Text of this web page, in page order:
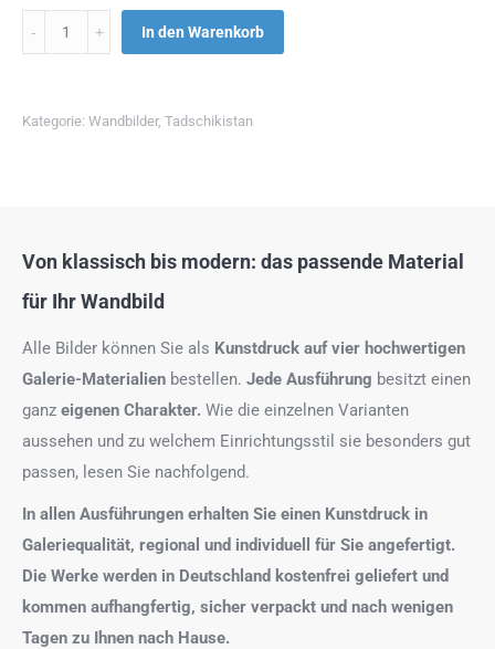
Menge In den Warenkorb
Kategorie: Wandbilder, Tadschikistan
Von klassisch bis modern: das passende Material
für Ihr Wandbild
Alle Bilder können Sie als Kunstdruck auf vier hochwertigen
Galerie-Materialien bestellen. Jede Ausführung besitzt einen
ganz eigenen Charakter. Wie die einzelnen Varianten
aussehen und zu welchem Einrichtungsstil sie besonders gut
passen, lesen Sie nachfolgend.
In allen Ausführungen erhalten Sie einen Kunstdruck in
Galeriequalität, regional und individuell für Sie angefertigt.
Die Werke werden in Deutschland kostenfrei geliefert und
kommen aufhangfertig, sicher verpackt und nach wenigen
Tagen zu Ihnen nach Hause.